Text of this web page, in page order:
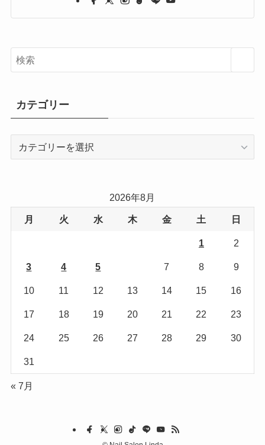
カテゴリー
2026年8月
月 火 水 木 金 土 日
1 2
3 4 5 7 8 9
10 11 12 13 14 15 16
17 18 19 20 21 22 23
24 25 26 27 28 29 30
31
« 7月